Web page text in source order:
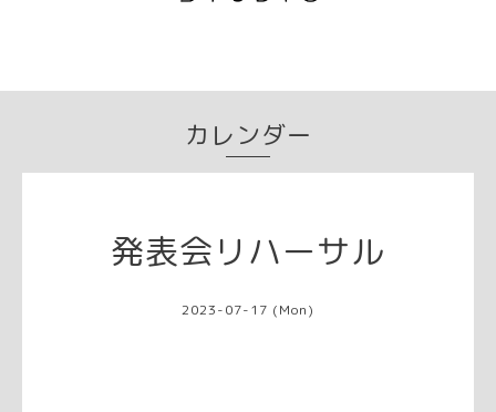
カレンダー
発表会リハーサル
2023-07-17 (Mon)